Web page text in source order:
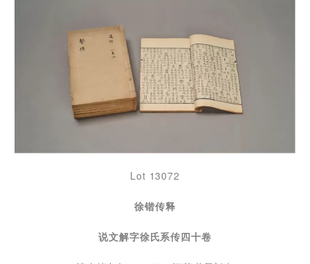
Lot 13072
徐锴传释
说文解字徐氏系传四十卷